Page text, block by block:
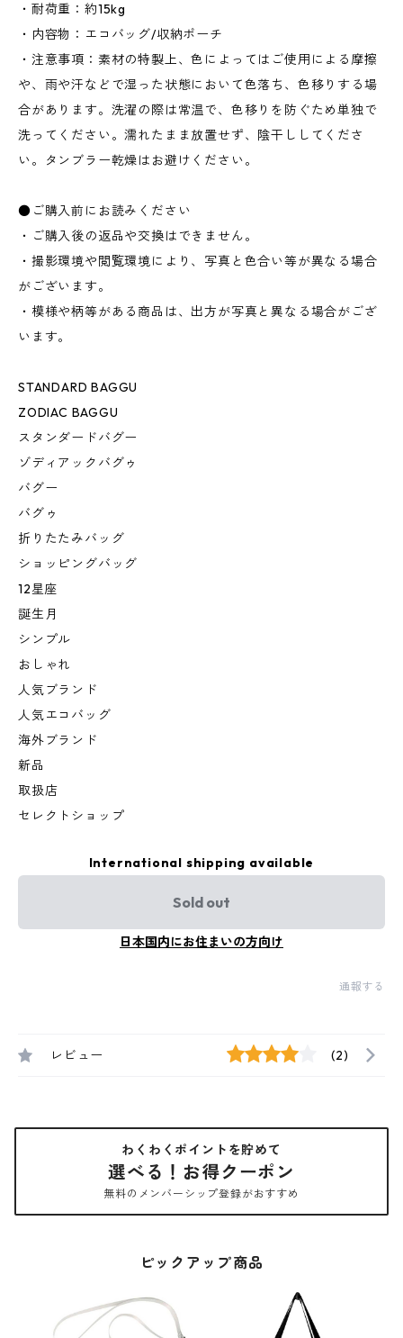
・耐荷重：約15kg
・内容物：エコバッグ/収納ポーチ
・注意事項：素材の特製上、色によってはご使用による摩擦
や、雨や汗などで湿った状態において色落ち、色移りする場
合があります。洗濯の際は常温で、色移りを防ぐため単独で
洗ってください。濡れたまま放置せず、陰干ししてくださ
い。タンブラー乾燥はお避けください。
●ご購入前にお読みください
・ご購入後の返品や交換はできません。
・撮影環境や閲覧環境により、写真と色合い等が異なる場合
がございます。
・模様や柄等がある商品は、出方が写真と異なる場合がござ
います。
STANDARD BAGGU
ZODIAC BAGGU
スタンダードバグー
ゾディアックバグゥ
バグー
バグゥ
折りたたみバッグ
ショッピングバッグ
12星座
誕生月
シンプル
おしゃれ
人気ブランド
人気エコバッグ
海外ブランド
新品
取扱店
セレクトショップ
International shipping available
Sold out
日本国内にお住まいの方向け
通報する
レビュー (2)
わくわくポイントを貯めて
選べる！お得クーポン
無料のメンバーシップ登録がおすすめ
ピックアップ商品